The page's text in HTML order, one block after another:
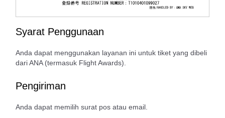
Syarat Penggunaan
Anda dapat menggunakan layanan ini untuk tiket yang dibeli
dari ANA (termasuk Flight Awards).
Pengiriman
Anda dapat memilih surat pos atau email.